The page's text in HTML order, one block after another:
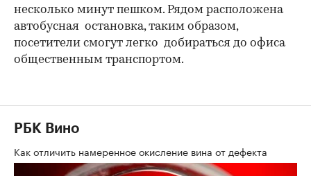
несколько минут пешком. Рядом расположена
автобусная остановка, таким образом,
посетители смогут легко добираться до офиса
общественным транспортом.
РБК Вино
Как отличить намеренное окисление вина от дефекта